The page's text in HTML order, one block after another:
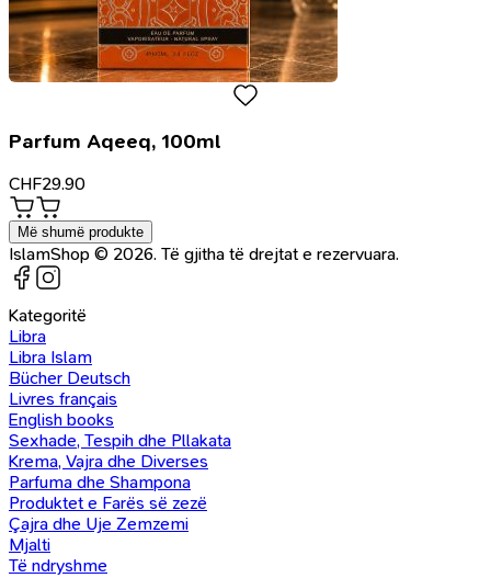
Parfum Aqeeq, 100ml
CHF29.90
Më shumë produkte
IslamShop © 2026. Të gjitha të drejtat e rezervuara.
Kategoritë
Libra
Libra Islam
Bücher Deutsch
Livres français
English books
Sexhade, Tespih dhe Pllakata
Krema, Vajra dhe Diverses
Parfuma dhe Shampona
Produktet e Farës së zezë
Çajra dhe Uje Zemzemi
Mjalti
Të ndryshme